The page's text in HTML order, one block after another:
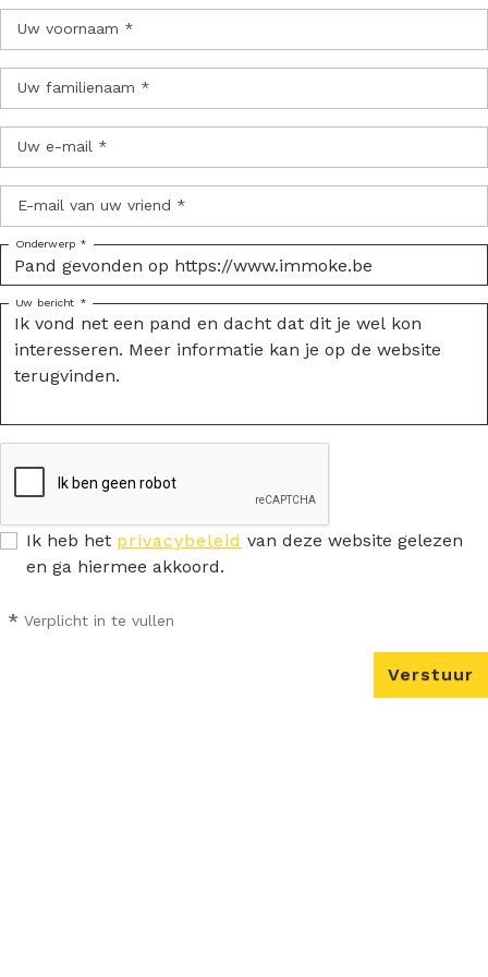
Uw voornaam *
Uw familienaam *
Uw e-mail *
E-mail van uw vriend *
Onderwerp *
Uw bericht *
Ik heb het privacybeleid van deze website gelezen
en ga hiermee akkoord.
* Verplicht in te vullen
Verstuur